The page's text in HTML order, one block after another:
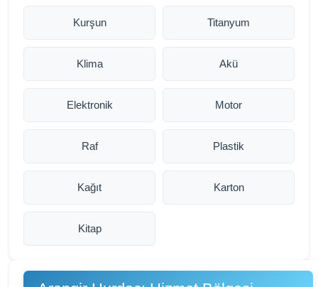
Kurşun Titanyum
Klima Akü
Elektronik Motor
Raf Plastik
Kağıt Karton
Kitap